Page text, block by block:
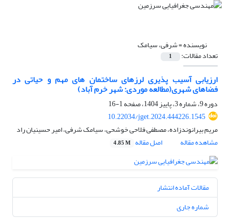
نویسنده =شرفی، سیامک
تعداد مقالات: 1
ارزیابی آسیب ­پذیری لرزه­ای ساختمان­ های مهم و حیاتی در
فضاهای شهری(مطالعه موردی: شهر خرم­ آباد)
دوره 9، شماره 3، پاییز 1404، صفحه
1-16
10.22034/jget.2024.444226.1545
مریم بیرانوندزاده، مصطفی فلاحی خوشحی، سیامک شرفی، امیر حسینیان راد
مشاهده مقاله
اصل مقاله 4.85 M
مقالات آماده انتشار
شماره جاری